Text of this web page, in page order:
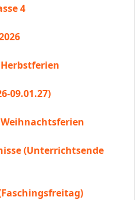
4
09.01.27)
(Unterrichtsende